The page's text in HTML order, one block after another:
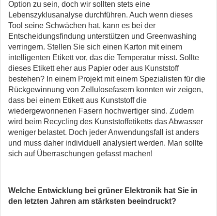
Option zu sein, doch wir sollten stets eine
Lebenszyklusanalyse durchführen. Auch wenn dieses
Tool seine Schwächen hat, kann es bei der
Entscheidungsfindung unterstützen und Greenwashing
verringern. Stellen Sie sich einen Karton mit einem
intelligenten Etikett vor, das die Temperatur misst. Sollte
dieses Etikett eher aus Papier oder aus Kunststoff
bestehen? In einem Projekt mit einem Spezialisten für die
Rückgewinnung von Zellulosefasern konnten wir zeigen,
dass bei einem Etikett aus Kunststoff die
wiedergewonnenen Fasern hochwertiger sind. Zudem
wird beim Recycling des Kunststoffetiketts das Abwasser
weniger belastet. Doch jeder Anwendungsfall ist anders
und muss daher individuell analysiert werden. Man sollte
sich auf Überraschungen gefasst machen!
Welche Entwicklung bei grüner Elektronik hat Sie in
den letzten Jahren am stärksten beeindruckt?